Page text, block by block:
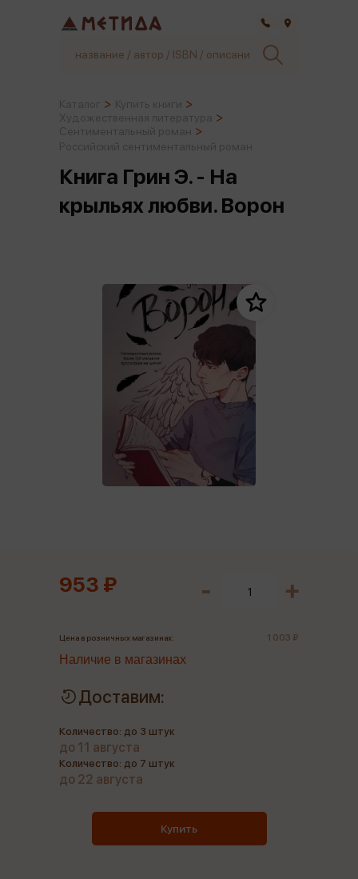
Книга Грин Э. - На
крыльях любви. Ворон
953 ₽
Цена в розничных магазинах: 1 003 ₽
Наличие в магазинах
Доставим:
Количество: до 3 штук
до 11 августа
Количество: до 7 штук
до 22 августа
Купить